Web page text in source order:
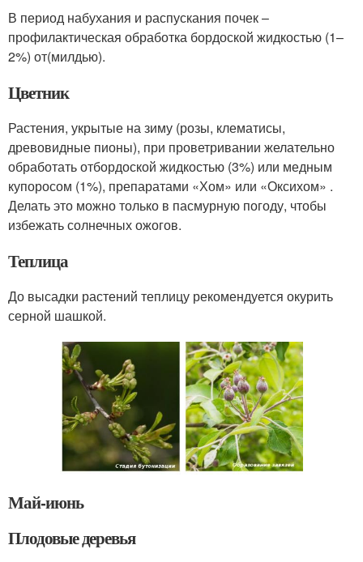
В период набухания и рас­пускания почек –
профилактическая об­работка бордоской жидкостью (1–
2%) от(милдью).
Цветник
Растения, укрытые на зиму (розы, клематисы,
древовидные пионы), при проветривании желательно
обра­ботать отбордоской жидкостью (3%) или медным
купоро­сом (1%), препаратами «Хом» или «Ок­сихом» .
Делать это можно только в пас­мурную погоду, чтобы
избежать солнеч­ных ожогов.
Теплица
До высадки растений теплицу рекомендуется окурить
серной шашкой.
Май-июнь
Плодовые деревья